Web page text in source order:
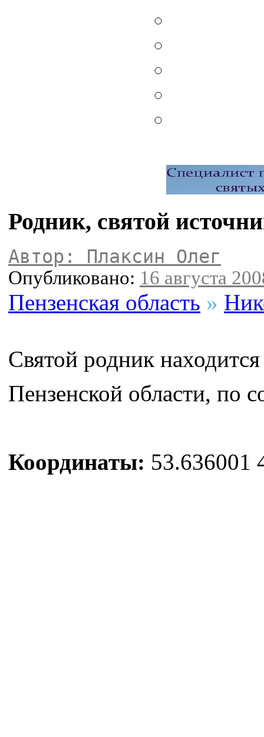
Родник, святой
Автор: Плаксин Олег
Опубликовано: 16 августа
Пензенская область »
Святой родник
Пензенской области, по
Координаты: 53.636001